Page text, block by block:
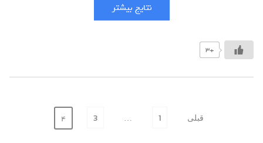
نتایج بیشتر
+3
صفحه‌بندی
قبلی 1
…
3
4